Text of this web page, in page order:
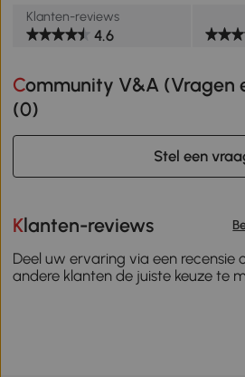
Klanten-reviews
4.6
Community V&A (Vragen en Antwoorden)
(0)
Stel een
Klanten-reviews
Deel uw ervaring via een recensie
andere klanten de juiste keuze te